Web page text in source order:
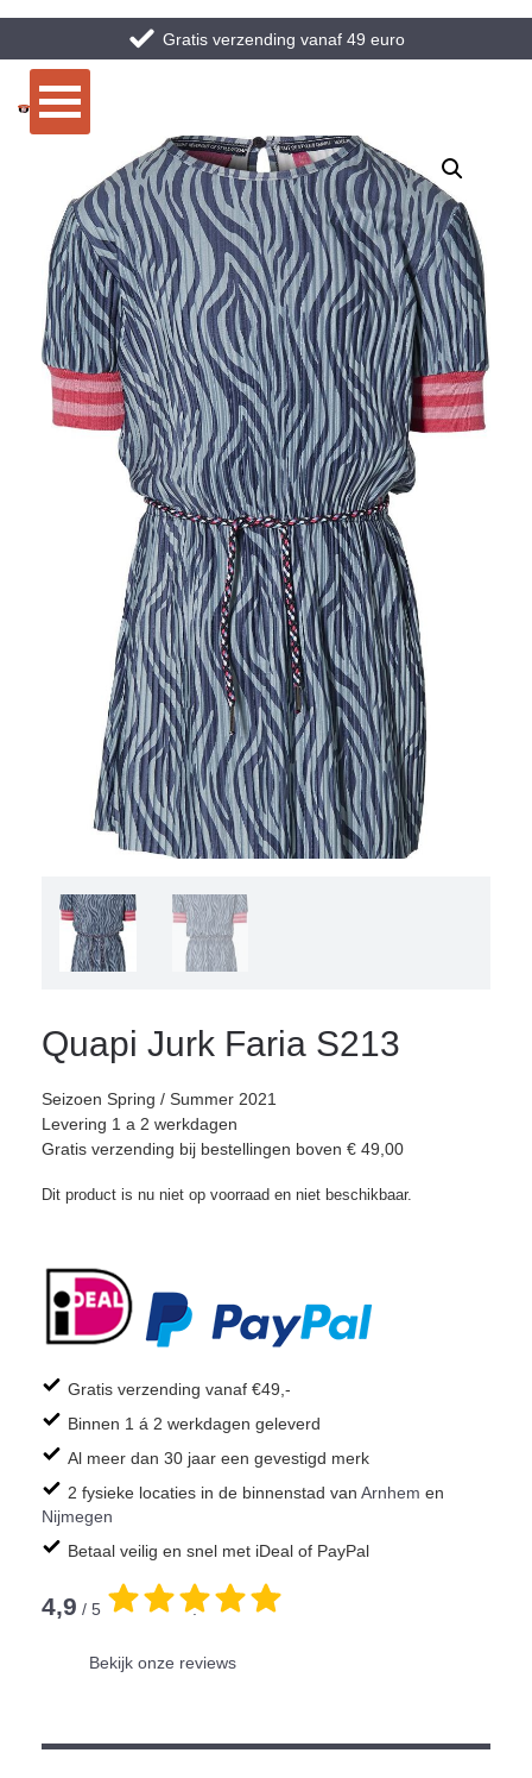
Gratis verzending vanaf 49 euro
Quapi Jurk Faria S213
Seizoen Spring / Summer 2021
Levering 1 a 2 werkdagen
Gratis verzending bij bestellingen boven € 49,00
Dit product is nu niet op voorraad en niet beschikbaar.
Gratis verzending vanaf €49,-
Binnen 1 á 2 werkdagen geleverd
Al meer dan 30 jaar een gevestigd merk
2 fysieke locaties in de binnenstad van Arnhem en
Nijmegen
Betaal veilig en snel met iDeal of PayPal
4,9 / 5 .
Bekijk onze reviews